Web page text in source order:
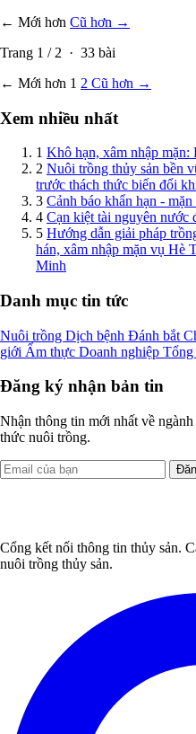
← Mới hơn Cũ hơn →
Trang 1 / 2 · 33 bài
← Mới hơn 1 2 Cũ hơn →
Xem nhiều nhất
1 Khô hạn, xâm nhập mặn:
2 Nuôi trồng thủy sản bền
trước thách thức biến đổi
3 Cảnh báo khẩn hạn -
4 Cạn kiệt tài nguyên nước
5 Hướng dẫn giải pháp
hán, xâm nhập mặn vụ Hè
Minh
Danh mục tin tức
Nuôi trồng Dịch bệnh Đánh bắt
giới Ẩm thực Doanh nghiệp Tổng
Đăng ký nhận bản tin
Nhận thông tin mới nhất về
thức nuôi trồng.
Cổng kết nối thông tin thủy sản.
nuôi trồng thủy sản.